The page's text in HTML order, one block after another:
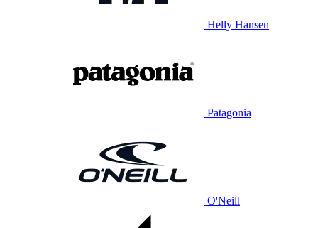
Helly Hansen
Patagonia
O'Neill